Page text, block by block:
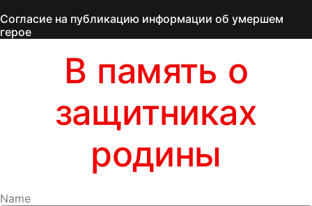
Согласие на публикацию информации об умершем
герое
В память о
защитниках
родины
Name